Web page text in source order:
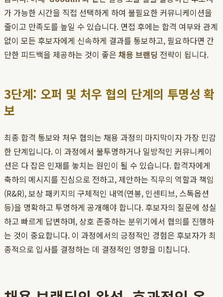
가 가능한 시간을 직접 선택하게 하여 불필요한 커뮤니케이션을
줄이고 만족도를 높일 수 있습니다. 면접 후에는 합격 여부와 관계
없이 모든 후보자에게 신속하게 결과를 통보하고, 필요하다면 간
단한 피드백을 제공하는 것이 좋은 채용 브랜딩 전략이 됩니다.
3단계: 오퍼 및 처우 협의 단계의 투명성 확
보
최종 합격 통보와 처우 협의는 채용 과정의 마지막이자 가장 민감
한 단계입니다. 이 과정에서 불투명하거나 일방적인 커뮤니케이
션은 다 잡은 인재를 놓치는 원인이 될 수 있습니다. 합격자에게
축하의 메시지를 진심으로 전하고, 제안하는 직무의 역할과 책임
(R&R), 보상 패키지의 구체적인 내역(연봉, 인센티브, 스톡옵션
등)을 명확하고 투명하게 공개해야 합니다. 후보자의 질문에 성실
하고 빠르게 답변하며, 상호 존중하는 분위기에서 협의를 진행하
는 것이 중요합니다. 이 과정에서의 긍정적인 경험은 후보자가 최
종적으로 입사를 결정하는 데 결정적인 영향을 미칩니다.